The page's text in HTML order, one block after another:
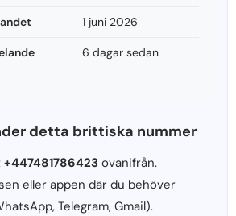
1 juni 2026
6 dagar sedan
detta brittiska nummer
+447481786423 ovanifrån.
eller appen där du behöver
Telegram, Gmail).